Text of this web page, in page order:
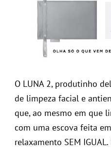
O LUNA 2, produtinho
de limpeza facial e
que, ao mesmo em que
com uma escova feita
relaxamento SEM